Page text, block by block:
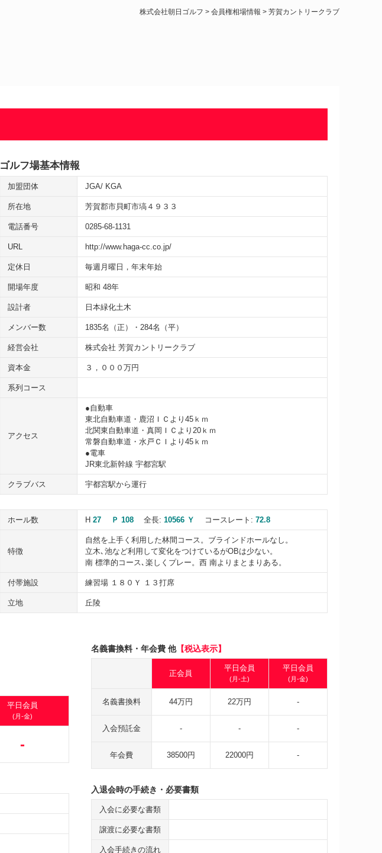
株式会社朝日ゴルフ > 会員権相場情報 > 芳賀カントリークラブ
ゴルフ場基本情報
加盟団体 JGA KGA
所在地 芳賀郡市貝町市塙４９３３
電話番号 0285-68-1131
URL http://www.haga-cc.co.jp/
定休日 毎週月曜日，年末年始
開場年度 昭和 48年
設計者 日本緑化土木
メンバー数 1835名（正）・284名（平）
経営会社 株式会社 芳賀カントリークラブ
資本金 ３，０００万円
系列コース
アクセス
●自動車
東北自動車道・鹿沼ＩＣより45ｋｍ
北関東自動車道・真岡ＩＣより20ｋｍ
常磐自動車道・水戸ＣＩより45ｋｍ
●電車
JR東北新幹線 宇都宮駅
クラブバス 宇都宮駅から運行
ホール数 H 27 Ｐ 108 全長: 10566 Ｙ コースレート: 72.8
特徴
自然を上手く利用した林間コース。ブラインドホールなし。
立木､池など利用して変化をつけているがOBは少ない。
南 標準的コース､楽しくプレー。西 南よりまとまりある。
付帯施設 練習場 １８０Ｙ １３打席
立地 丘陵
平日会員
(月-金)
-
名義書換料・年会費 他【税込表示】
正会員
平日会員
(月-土)
平日会員
(月-金)
名義書換料 44万円 22万円 -
入会預託金 - - -
年会費 38500円 22000円 -
入退会時の手続き・必要書類
入会に必要な書類
譲渡に必要な書類
入会手続きの流れ